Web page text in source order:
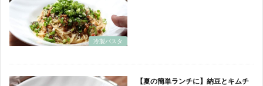
冷製パスタ
【夏の簡単ランチに】納豆とキムチ